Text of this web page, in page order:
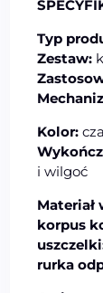
Typ
Zestaw:
Kolor:
i wilgoć
Materiał
korpus
rurka